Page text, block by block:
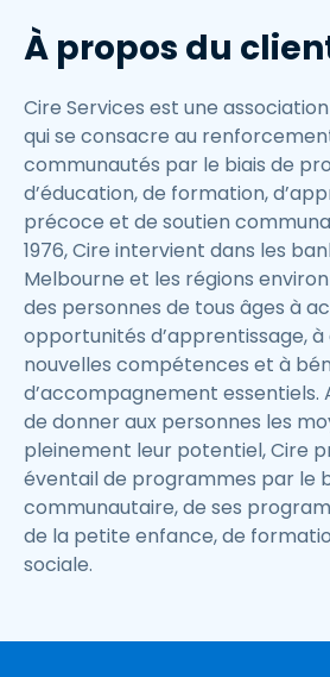
À propos du
Cire Services est une
qui se consacre au
communautés par le biais de
d’éducation, de formation,
précoce et de soutien
1976, Cire intervient dans les
Melbourne et les régions
des personnes de tous âges à
opportunités d’apprentissage,
nouvelles compétences et à
d’accompagnement essentiels.
de donner aux personnes les
pleinement leur potentiel, Cire
éventail de programmes par le
communautaire, de ses
de la petite enfance, de
sociale.